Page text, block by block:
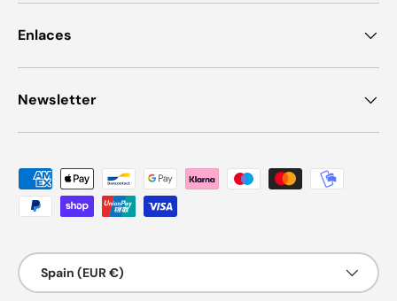
Enlaces
Newsletter
Payment methods accepted
Country/Region
Spain (EUR €)